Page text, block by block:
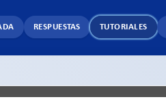
RESPUESTAS TUTORIALES